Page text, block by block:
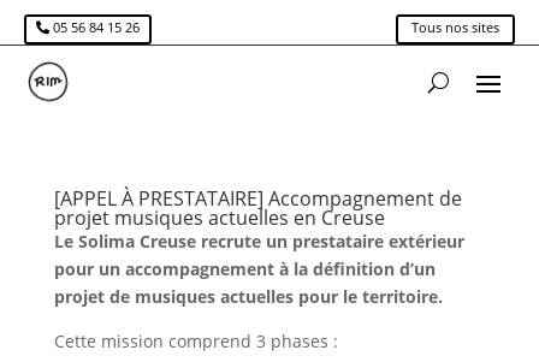
05 56 84 15 26 Tous nos sites
[APPEL À PRESTATAIRE] Accompagnement de
projet musiques actuelles en Creuse
Le Solima Creuse recrute un prestataire extérieur
pour un accompagnement à la définition d’un
projet de musiques actuelles pour le territoire.
Cette mission comprend 3 phases :